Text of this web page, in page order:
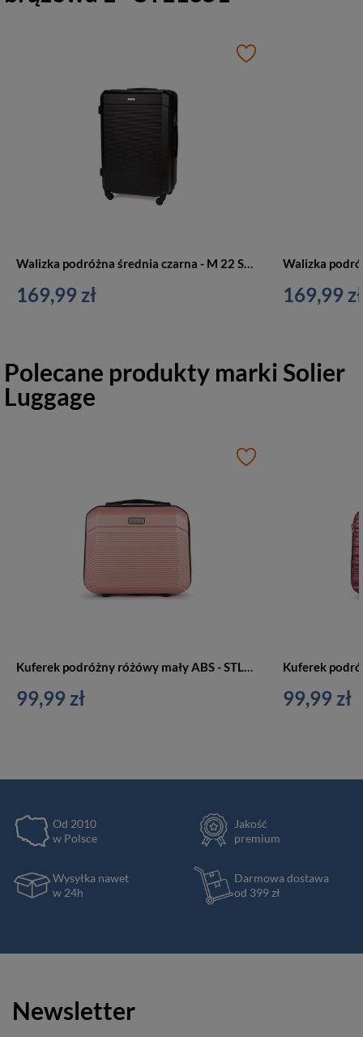
Walizka podróżna średnia czarna - M 22 STL945
169,99 zł 169,99 zł
Polecane produkty markiSolier
Luggage
Kuferek podróżny różówy mały ABS - STL945
99,99 zł 99,99 zł
Od 2010
w Polsce
Jakość
premium
Wysyłka nawet
w 24h
Darmowa dostawa
od 399 zł
Newsletter